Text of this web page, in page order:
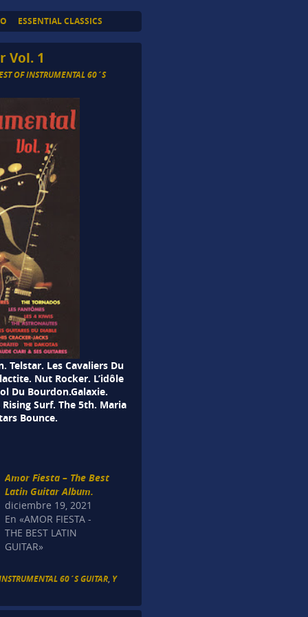
ESSENTIAL CLASSICS
Vol. 1
OF INSTRUMENTAL 60´S
Telstar. Les Cavaliers Du
Nut Rocker. L’idôle
Du Bourdon.Galaxie.
Surf. The 5th. Maria
Bounce.
Amor Fiesta – The Best
Latin Guitar Album.
diciembre 19, 2021
En «AMOR FIESTA -
THE BEST LATIN
GUITAR»
60´S GUITAR Y